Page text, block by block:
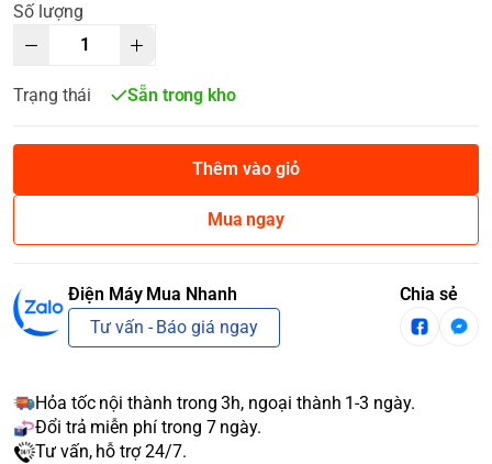
Số lượng
Trạng thái Sẵn trong kho
Thêm vào giỏ
Mua ngay
Điện Máy Mua Nhanh
Tư vấn - Báo giá ngay
Chia sẻ
Hỏa tốc nội thành trong 3h, ngoại thành 1-3 ngày.
Đổi trả miễn phí trong 7 ngày.
Tư vấn, hỗ trợ 24/7.